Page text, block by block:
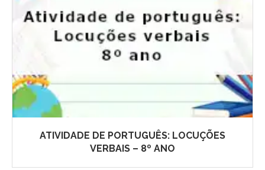
ATIVIDADE DE PORTUGUÊS: LOCUÇÕES
VERBAIS – 8º ANO